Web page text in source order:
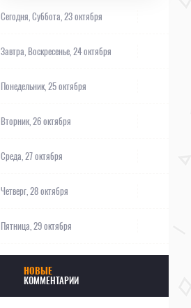
Сегодня, Суббота, 23 октября
Завтра, Воскресенье, 24 октября
Понедельник, 25 октября
Вторник, 26 октября
Среда, 27 октября
Четверг, 28 октября
Пятница, 29 октября
НОВЫЕ
КОММЕНТАРИИ